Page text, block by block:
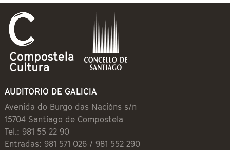
AUDITORIO DE GALICIA
Avenida do Burgo das Nacións s/n
15704 Santiago de Compostela
Tel.: 981 55 22 90
Entradas: 981 571 026 / 981 552 290